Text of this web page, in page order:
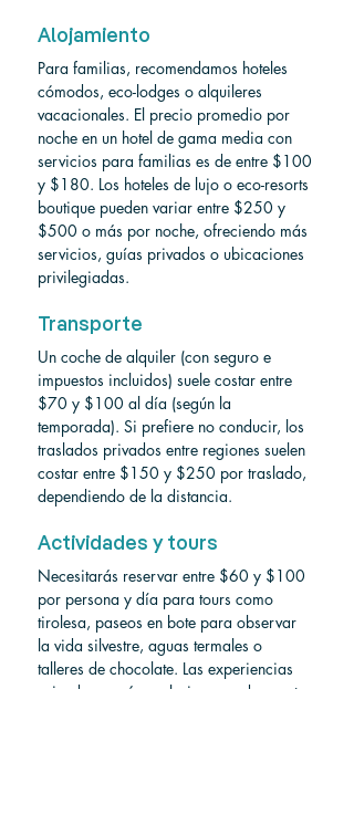
Alojamiento
Para familias, recomendamos hoteles
cómodos, eco-lodges o alquileres
vacacionales. El precio promedio por
noche en un hotel de gama media con
servicios para familias es de entre $100
y $180. Los hoteles de lujo o eco-resorts
boutique pueden variar entre $250 y
$500 o más por noche, ofreciendo más
servicios, guías privados o ubicaciones
privilegiadas.
Transporte
Un coche de alquiler (con seguro e
impuestos incluidos) suele costar entre
$70 y $100 al día (según la
temporada). Si prefiere no conducir, los
traslados privados entre regiones suelen
costar entre $150 y $250 por traslado,
dependiendo de la distancia.
Actividades y tours
Necesitarás reservar entre $60 y $100
por persona y día para tours como
tirolesa, paseos en bote para observar
la vida silvestre, aguas termales o
talleres de chocolate. Las experiencias
privadas o más exclusivas pueden costar